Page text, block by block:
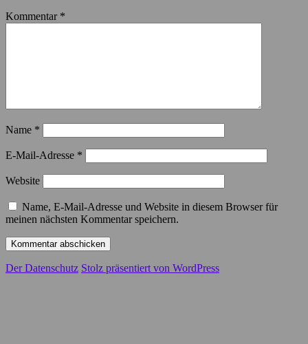
Kommentar *
Name *
E-Mail-Adresse *
Website
Name, E-Mail-Adresse und Website in diesem Browser für
meinen nächsten Kommentar speichern.
Der Datenschutz Stolz präsentiert von WordPress